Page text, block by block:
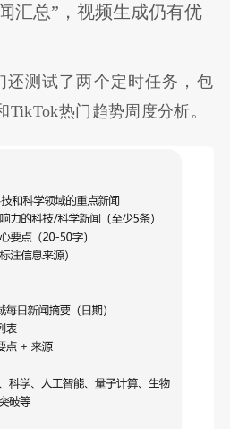
汇总”，视频生成仍有优
还测试了两个定时任务，包
热门趋势周度分析。